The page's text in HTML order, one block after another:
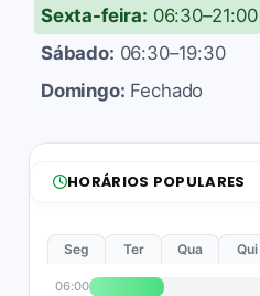
Sexta-feira: 06:30–21:00
Sábado: 06:30–19:30
Domingo: Fechado
HORÁRIOS POPULARES
Seg Ter Qua Qui
06:00